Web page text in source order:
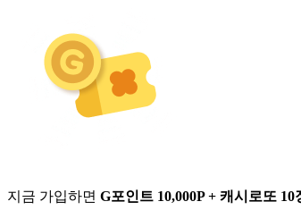
지금 가입하면 G포인트 10,000P + 캐시로또 10